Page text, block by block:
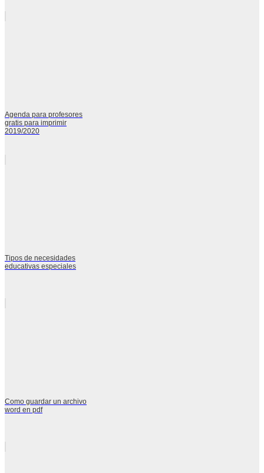
Agenda para profesores
gratis para imprimir
2019/2020
Tipos de necesidades
educativas especiales
Como guardar un archivo
word en pdf